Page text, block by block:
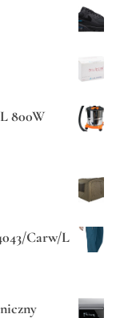
800W
Carw/L